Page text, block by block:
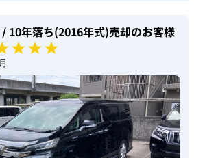
/ 10年落ち(2016年式)売却のお客様